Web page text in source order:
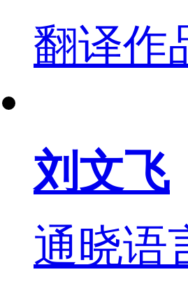
翻译作
刘文飞
通晓语